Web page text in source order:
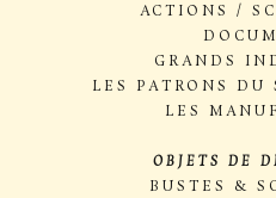
ACTIONS /
GRANDS
LES PATRONS DU
LES
OBJETS DE
BUSTES &